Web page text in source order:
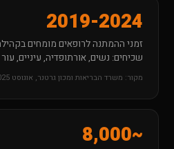
2019-2024
זמני ההמתנה לרופאים מומחים
שכיחים: נשים, אורתופדיה, עיניים,
מקור: משרד הבריאות ומכון גרטנר, אוגוסט 2025
~8,000